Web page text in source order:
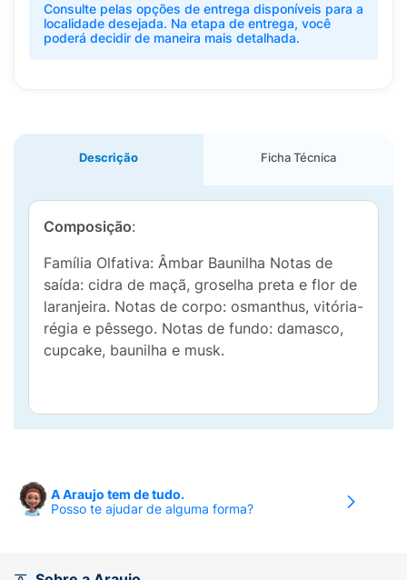
Consulte pelas opções de entrega disponíveis para a
localidade desejada. Na etapa de entrega, você
poderá decidir de maneira mais detalhada.
Descrição Ficha Técnica
Composição:
Família Olfativa: Âmbar Baunilha Notas de
saída: cidra de maçã, groselha preta e flor de
laranjeira. Notas de corpo: osmanthus, vitória-
régia e pêssego. Notas de fundo: damasco,
cupcake, baunilha e musk.
A Araujo tem de tudo.
Posso te ajudar de alguma forma?